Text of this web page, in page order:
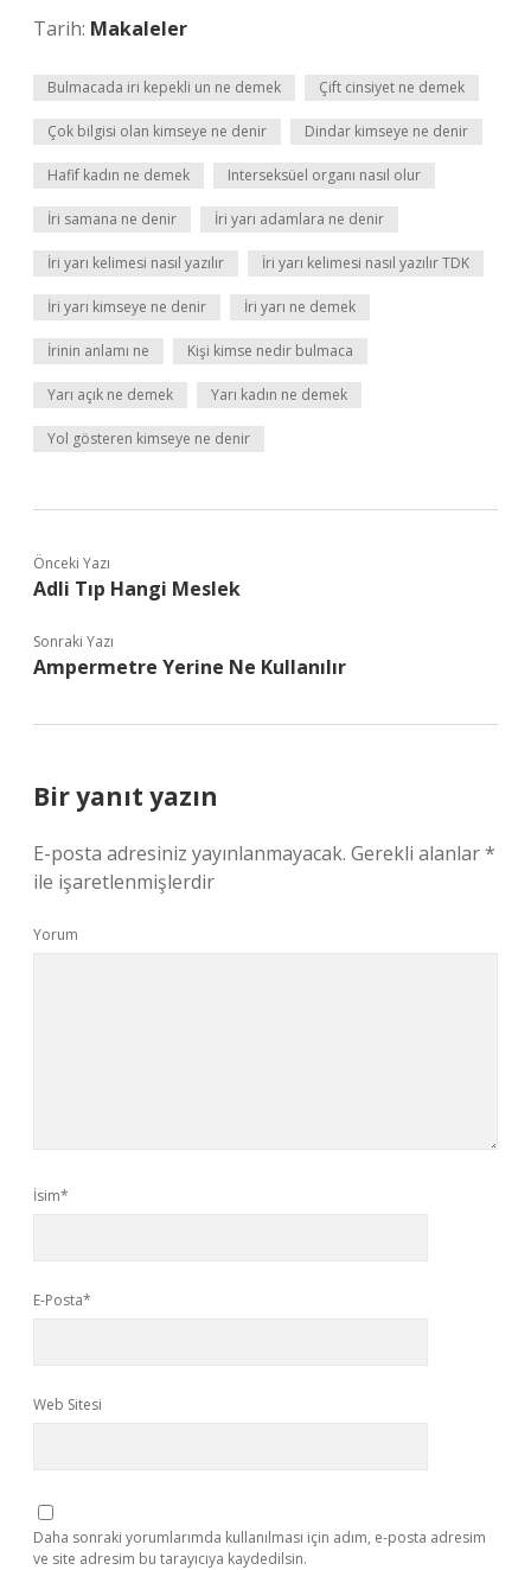
Tarih: Makaleler
Bulmacada iri kepekli un ne demek Çift cinsiyet ne demek
Çok bilgisi olan kimseye ne denir Dindar kimseye ne denir
Hafif kadın ne demek Interseksüel organı nasıl olur
İri samana ne denir İri yarı adamlara ne denir
İri yarı kelimesi nasıl yazılır İri yarı kelimesi nasıl yazılır TDK
İri yarı kimseye ne denir İri yarı ne demek
İrinin anlamı ne Kişi kimse nedir bulmaca
Yarı açık ne demek Yarı kadın ne demek
Yol gösteren kimseye ne denir
Önceki Yazı
Adli Tıp Hangi Meslek
Sonraki Yazı
Ampermetre Yerine Ne Kullanılır
Bir yanıt yazın
E-posta adresiniz yayınlanmayacak. Gerekli alanlar*
ile işaretlenmişlerdir
Yorum
İsim*
E-Posta*
Web Sitesi
Daha sonraki yorumlarımda kullanılması için adım, e-posta adresim
ve site adresim bu tarayıcıya kaydedilsin.